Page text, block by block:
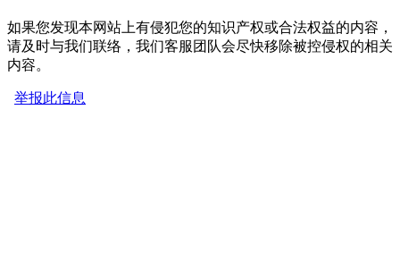
如果您发现本网站上有侵犯您的知识产权或合法权益的内容，
请及时与我们联络，我们客服团队会尽快移除被控侵权的相关
内容。
举报此信息